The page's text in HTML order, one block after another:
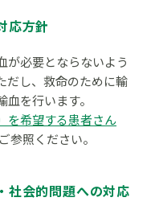
応方針
が必要とならないよう
だし、救命のために輸
を行います。
を希望する患者さん
参照ください。
社会的問題への対応